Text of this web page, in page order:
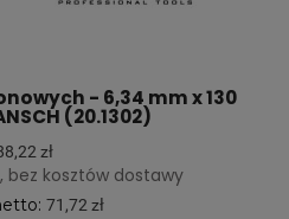
- 6,34 mm x 130
(20.1302)
zł
bez kosztów dostawy
71,72 zł